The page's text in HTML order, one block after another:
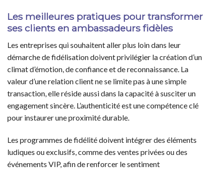
Les meilleures pratiques pour transformer
ses clients en ambassadeurs fidèles
Les entreprises qui souhaitent aller plus loin dans leur
démarche de fidélisation doivent privilégier la création d’un
climat d’émotion, de confiance et de reconnaissance. La
valeur d’une relation client ne se limite pas à une simple
transaction, elle réside aussi dans la capacité à susciter un
engagement sincère. L’authenticité est une compétence clé
pour instaurer une proximité durable.
Les programmes de fidélité doivent intégrer des éléments
ludiques ou exclusifs, comme des ventes privées ou des
événements VIP, afin de renforcer le sentiment